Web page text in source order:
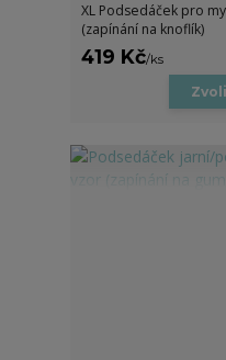
XL Podsedáček pro
(zapínání na knoflík)
419 Kč/ks